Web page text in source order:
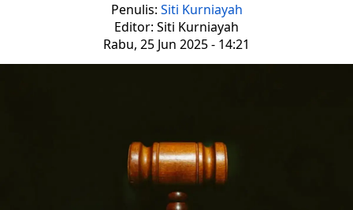
Penulis: Siti Kurniayah
Editor: Siti Kurniayah
Rabu, 25 Jun 2025 - 14:21